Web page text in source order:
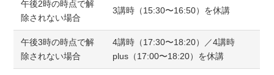
午後2時の時点で解
除されない場合
3講時（15:30〜16:50）を休講
午後3時の時点で解
除されない場合
4講時（17:30〜18:20）／4講時
plus（17:00〜18:20）を休講